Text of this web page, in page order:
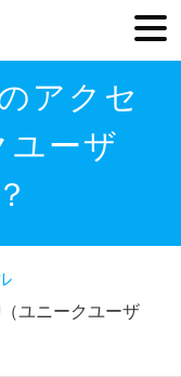
アクセ
ユーザ
ユニークユーザ